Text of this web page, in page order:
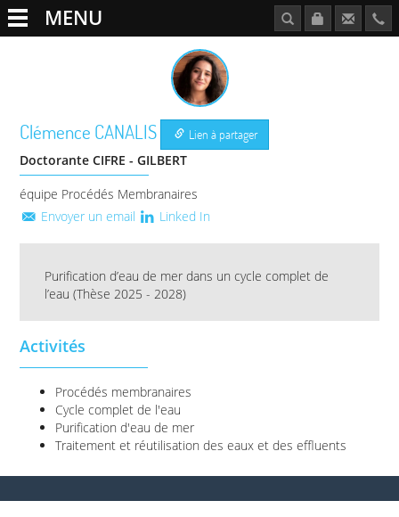
MENU
Clémence CANALIS
Lien à partager
Doctorante CIFRE - GILBERT
équipe Procédés Membranaires
Envoyer un email
Linked In
Purification d’eau de mer dans un cycle complet de
l’eau (Thèse 2025 - 2028)
Activités
Procédés membranaires
Cycle complet de l'eau
Purification d'eau de mer
Traitement et réutilisation des eaux et des effluents